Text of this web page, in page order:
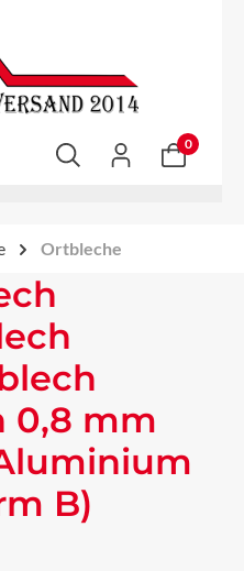
0
Ortbleche
0,8 mm
B)